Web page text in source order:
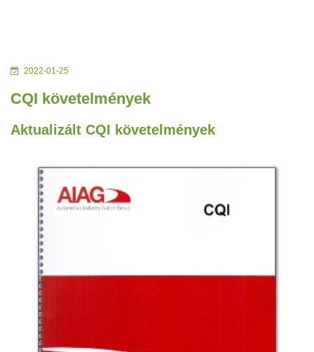
2022-01-25
CQI követelmények
Aktualizált CQI követelmények